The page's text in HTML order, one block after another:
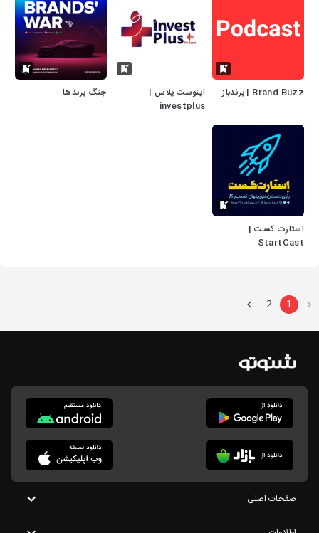
Brand Buzz | برندباز
اینوست پلاس |
investplus
جنگ برندها
استارت کست |
StartCast
1
2
صفحات اصلی